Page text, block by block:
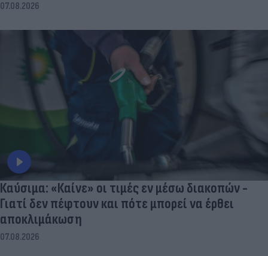
07.08.2026
Καύσιμα: «Καίνε» οι τιμές εν μέσω διακοπών -
Γιατί δεν πέφτουν και πότε μπορεί να έρθει
αποκλιμάκωση
07.08.2026